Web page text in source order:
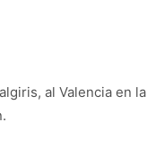
al Valencia en